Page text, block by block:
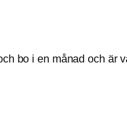
bo i en månad och är